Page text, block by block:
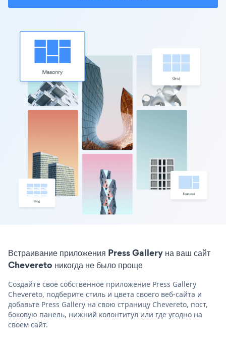
Встраивание приложения Press Gallery на ваш сайт
Chevereto никогда не было проще
Создайте свое собственное приложение Press Gallery
Chevereto, подберите стиль и цвета своего веб-сайта и
добавьте Press Gallery на свою страницу Chevereto, пост,
боковую панель, нижний колонтитул или где угодно на
своем сайт.